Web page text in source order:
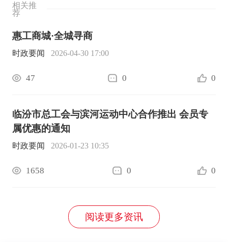
相关推
荐
惠工商城·全城寻商
时政要闻 2026-04-30 17:00
47 0 0
临汾市总工会与滨河运动中心合作推出 会员专
属优惠的通知
时政要闻 2026-01-23 10:35
1658 0 0
阅读更多资讯